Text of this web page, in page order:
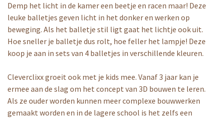
Demp het licht in de kamer een beetje en racen maar! Deze
leuke balletjes geven licht in het donker en werken op
beweging. Als het balletje stil ligt gaat het lichtje ook uit.
Hoe sneller je balletje dus rolt, hoe feller het lampje! Deze
koop je aan in sets van 4 balletjes in verschillende kleuren.
Cleverclixx groeit ook met je kids mee. Vanaf 3 jaar kan je
ermee aan de slag om het concept van 3D bouwen te leren.
Als ze ouder worden kunnen meer complexe bouwwerken
gemaakt worden en in de lagere school is het zelfs een